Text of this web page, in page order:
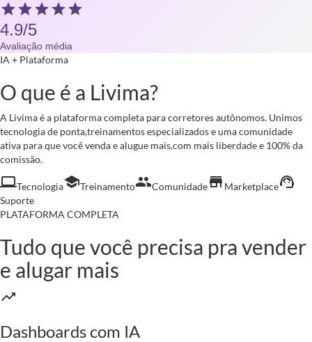
starstarstarstarstar
4.9/5
Avaliação média
IA + Plataforma
O que é a Livima?
A Livima é a plataforma completa para corretores autônomos. Unimos
tecnologia de ponta,treinamentos especializados e uma comunidade
ativa para que você venda e alugue mais,com mais liberdade e 100% da
comissão.
computerTecnologiaschoolTreinamentopeopleComunidadestore Marketplacesupport_agent
Suporte
PLATAFORMA COMPLETA
Tudo que você precisa pravender
e alugar mais
trending_up
Dashboards com IA